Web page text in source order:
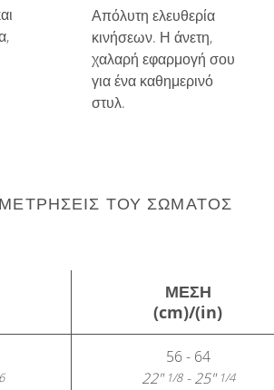
Απόλυτη ελευθερία
κινήσεων. Η άνετη,
χαλαρή εφαρμογή σου
για ένα καθημερινό
στυλ.
ΤΟΥ ΣΏΜΑΤΌΣ
ΜΈΣΗ
(cm)/(in)
56 - 64
22"1/8- 25"1/4